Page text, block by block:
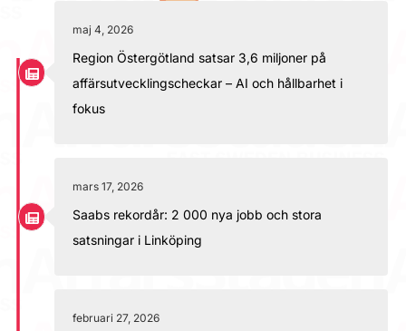
maj 4, 2026
Region Östergötland satsar 3,6 miljoner på
affärsutvecklingscheckar – AI och hållbarhet i
fokus
mars 17, 2026
Saabs rekordår: 2 000 nya jobb och stora
satsningar i Linköping
februari 27, 2026